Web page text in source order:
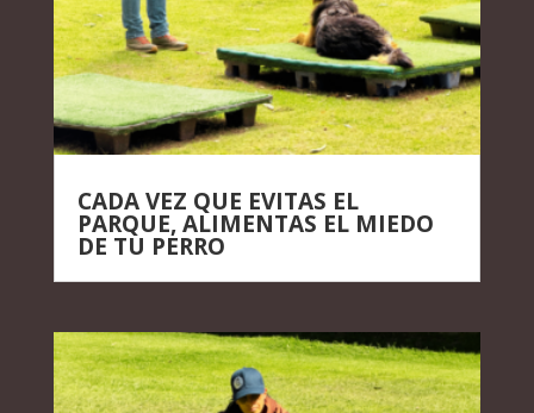
CADA VEZ QUE EVITAS EL
PARQUE, ALIMENTAS EL MIEDO
DE TU PERRO